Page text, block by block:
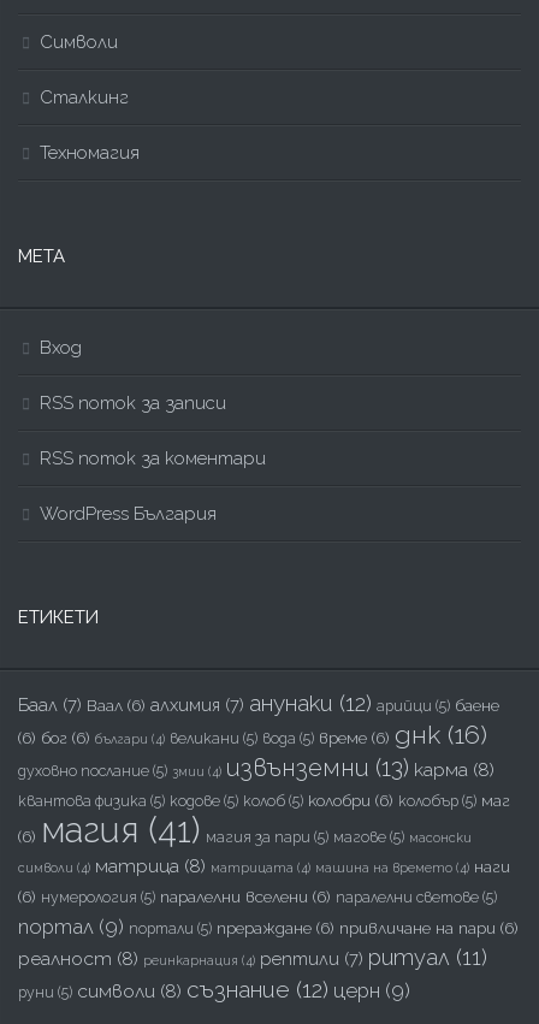
Символи
Сталкинг
Техномагия
МЕТА
Вход
RSS поток за записи
RSS поток за коментари
WordPress България
ЕТИКЕТИ
Баал (7) Ваал (6) алхимия (7) анунаки (12) арийци (5) баене
(6) бог (6) българи (4) великани (5) вода (5) време (6) днк (16)
духовно послание (5) змии (4) извънземни (13) карма (8)
квантова физика (5) кодове (5) колоб (5) колобри (6) колобър (5) маг
(6) магия (41) магия за пари (5) магове (5) масонски
символи (4) матрица (8) матрицата (4) машина на времето (4) наги
(6) нумерология (5) паралелни вселени (6) паралелни светове (5)
портал (9) портали (5) прераждане (6) привличане на пари (6)
реалност (8) реинкарнация (4) рептили (7) ритуал (11)
руни (5) символи (8) съзнание (12) церн (9)